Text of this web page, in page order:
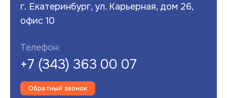
г. Екатеринбург, ул. Карьерная, дом 26,
офис 10
Телефон:
+7 (343) 363 00 07
Обратный звонок